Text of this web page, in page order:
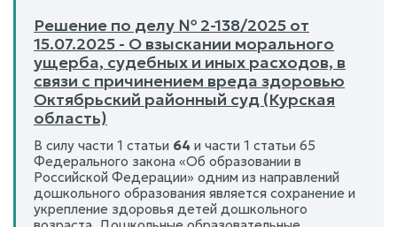
Решение по делу № 2-138/2025 от
15.07.2025 - О взыскании морального
ущерба, судебных и иных расходов, в
связи с причинением вреда здоровью
Октябрьский районный суд (Курская
область)
В силу части 1 статьи 64 и части 1 статьи 65
Федерального закона «Об образовании в
Российской Федерации» одним из направлений
дошкольного образования является сохранение и
укрепление здоровья детей дошкольного